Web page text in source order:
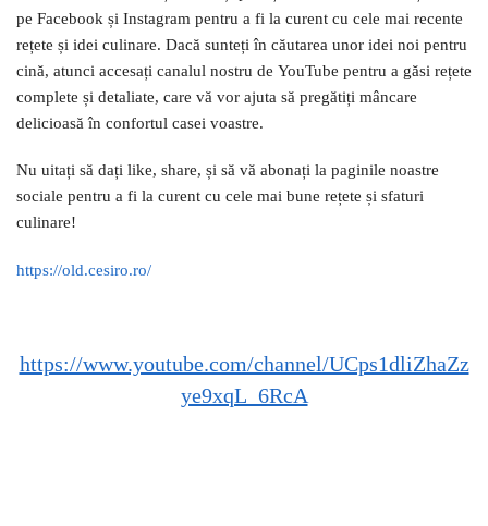
pe Facebook și Instagram pentru a fi la curent cu cele mai recente
rețete și idei culinare. Dacă sunteți în căutarea unor idei noi pentru
cină, atunci accesați canalul nostru de YouTube pentru a găsi rețete
complete și detaliate, care vă vor ajuta să pregătiți mâncare
delicioasă în confortul casei voastre.
Nu uitați să dați like, share, și să vă abonați la paginile noastre
sociale pentru a fi la curent cu cele mai bune rețete și sfaturi
culinare!
https://old.cesiro.ro/
https://www.youtube.com/channel/UCps1dliZhaZz
ye9xqL_6RcA